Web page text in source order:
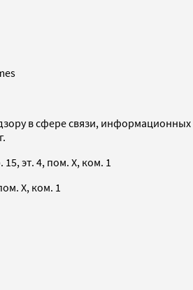
в сфере связи,
эт. 4, пом. X, ком. 1
X, ком. 1